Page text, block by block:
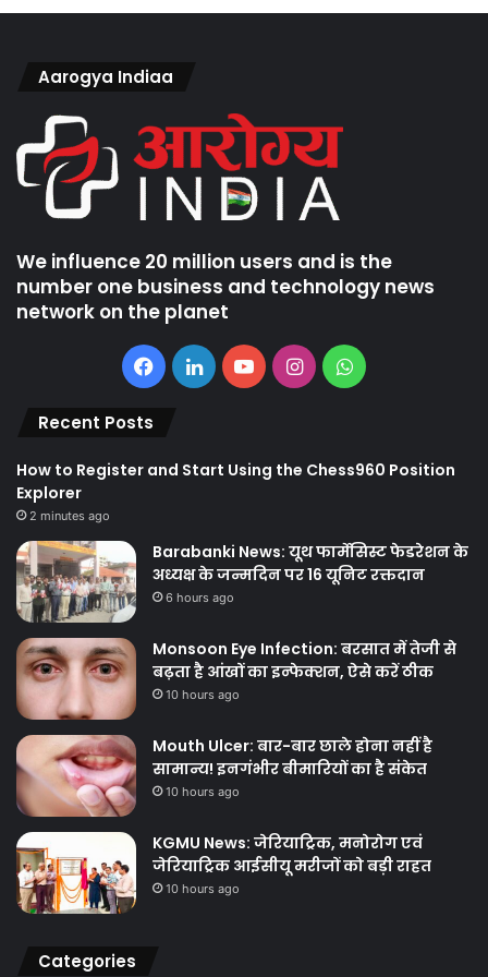
Aarogya Indiaa
We influence 20 million users and is the
number one business and technology news
network on the planet
Facebook
LinkedInYouTubeInstagramWhatsApp
Recent Posts
How to Register and Start Using the Chess960 Position
Explorer
2 minutes ago
Barabanki News: यूथ फार्मेसिस्ट फेडरेशन के
अध्यक्ष के जन्मदिन पर 16 यूनिट रक्तदान
6 hours ago
Monsoon Eye Infection: बरसात में तेजी से
बढ़ता है आंखों का इन्फेक्शन, ऐसे करें ठीक
10 hours ago
Mouth Ulcer: बार-बार छाले होना नहीं है
सामान्य! इनगंभीर बीमारियों का है संकेत
10 hours ago
KGMU News: जेरियाट्रिक, मनोरोग एवं
जेरियाट्रिक आईसीयू मरीजों को बड़ी राहत
10 hours ago
Categories